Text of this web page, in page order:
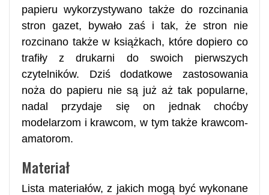
papieru wykorzystywano także do rozcinania
stron gazet, bywało zaś i tak, że stron nie
rozcinano także w książkach, które dopiero co
trafiły z drukarni do swoich pierwszych
czytelników. Dziś dodatkowe zastosowania
noża do papieru nie są już aż tak popularne,
nadal przydaje się on jednak choćby
modelarzom i krawcom, w tym także krawcom-
amatorom.
Materiał
Lista materiałów, z jakich mogą być wykonane